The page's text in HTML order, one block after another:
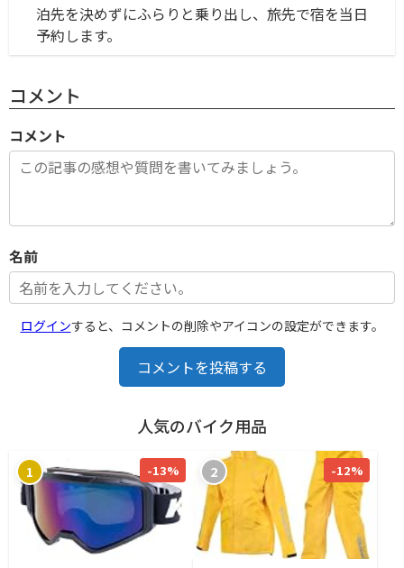
泊先を決めずにふらりと乗り出し、旅先で宿を当日
予約します。
コメント
コメント
名前
ログインすると、コメントの削除やアイコンの設定ができます。
コメントを投稿する
人気のバイク用品
1 -13% 2 -12%